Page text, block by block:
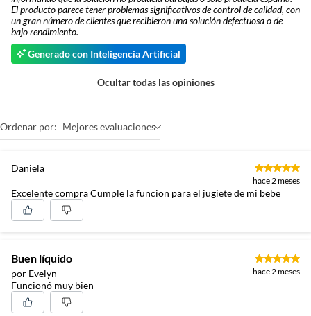
El producto parece tener problemas significativos de control de calidad, con
un gran número de clientes que recibieron una solución defectuosa o de
bajo rendimiento.
Generado con Inteligencia Artificial
Ocultar todas las opiniones
Ordenar por: Mejores evaluaciones
Daniela
hace 2 meses
Excelente compra Cumple la funcion para el jugiete de mi bebe
Buen líquido
por Evelyn hace 2 meses
Funcionó muy bien